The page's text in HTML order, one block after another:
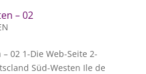
– 02
02 1-Die Web-Seite 2-
Süd-Westen Ile de